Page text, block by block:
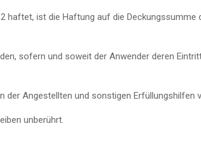
ist die Haftung auf die
sofern und soweit der Anwender deren
Angestellten und sonstigen Erfüllungshilfen
unberührt.